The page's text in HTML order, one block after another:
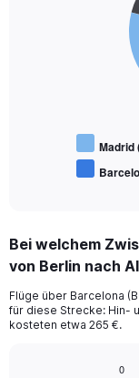
Madrid
Bei welchem
von Berlin nach
Flüge über Barcelona
für diese Strecke: Hin-
kosteten etwa 265 €.
0